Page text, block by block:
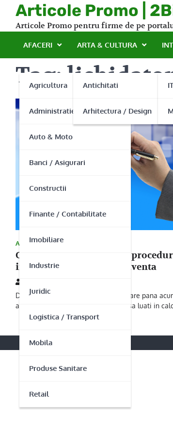
content
Articole Promo |
Articole Promo pentru firme de pe
AFACERI
Agricultura
Administratie Publica
Auto & Moto
Banci / Asigurari
Constructii
Finante / Contabilitate
Imobiliare
Industrie
Juridic
Logistica / Transport
Mobila
Produse Sanitare
Retail
ARTA & CULTURA
Antichitati
Arhitectura / Design
Tag:
ACTIVITATI PROFESIONALE
Care este omul de baza in
insolventa? – Emmi Insolventa
Daca nu v-ati adresat aceasta intrebare pana
aflati in aceasta situatie, este cazul sa luati in